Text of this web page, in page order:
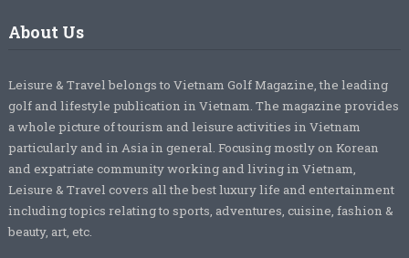
About Us
Leisure & Travel belongs to Vietnam Golf Magazine, the leading
golf and lifestyle publication in Vietnam. The magazine provides
a whole picture of tourism and leisure activities in Vietnam
particularly and in Asia in general. Focusing mostly on Korean
and expatriate community working and living in Vietnam,
Leisure & Travel covers all the best luxury life and entertainment
including topics relating to sports, adventures, cuisine, fashion &
beauty, art, etc.